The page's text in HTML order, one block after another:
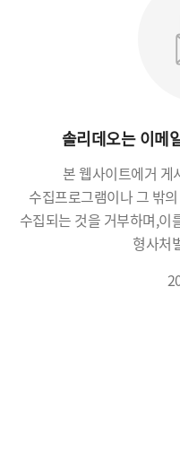
솔리데오는 이메
본 웹사이트에거 게
수집프로그램이나 그 밖
수집되는 것을 거부하며,이
형사처